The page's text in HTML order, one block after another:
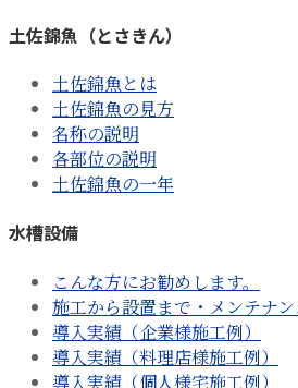
土佐錦魚（とさきん）
土佐錦魚とは
土佐錦魚の見方
名称の説明
各部位の説明
土佐錦魚の一年
水槽設備
こんな方にお勧めします。
施工から設置まで・メンテナン
導入実績（企業様施工例）
導入実績（料理店様施工例）
導入実績（個人様宅施工例）